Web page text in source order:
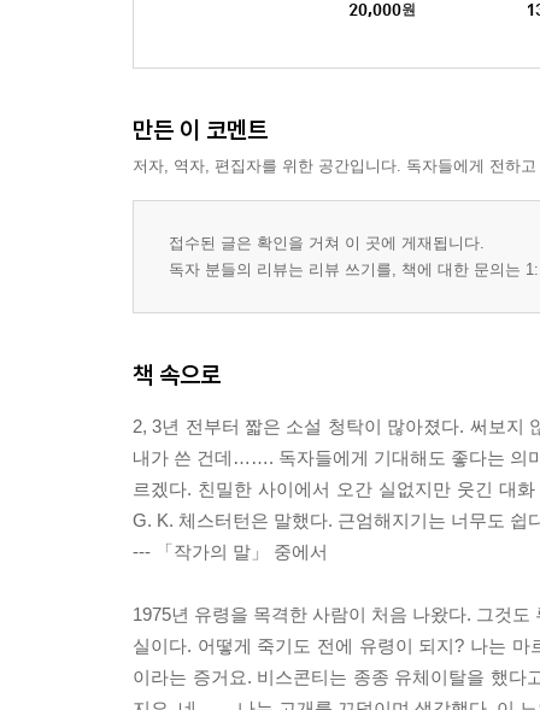
20,000원
만든 이 코멘트
저자, 역자, 편집자를 위한 공간입니다. 독자들에게 전하
접수된 글은 확인을 거쳐 이 곳에 게재됩니다.
독자 분들의 리뷰는 리뷰 쓰기를, 책에 대한 문의는
책 속으로
2, 3년 전부터 짧은 소설 청탁이 많아졌다. 써보지
내가 쓴 건데……. 독자들에게 기대해도 좋다는 의
르겠다. 친밀한 사이에서 오간 실없지만 웃긴 대
G. K. 체스터턴은 말했다. 근엄해지기는 너무도 쉽
--- 「작가의 말」 중에서
1975년 유령을 목격한 사람이 처음 나왔다. 그것
실이다. 어떻게 죽기도 전에 유령이 되지? 나는
이라는 증거요. 비스콘티는 종종 유체이탈을 했